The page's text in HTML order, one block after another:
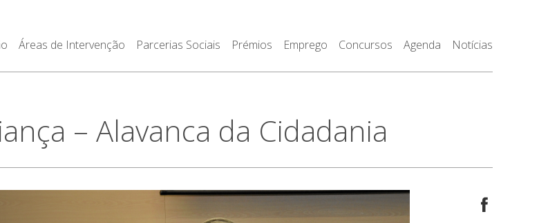
Áreas de Intervenção Parcerias Sociais Prémios Emprego Concursos Agenda Notícias
– Alavanca da Cidadania